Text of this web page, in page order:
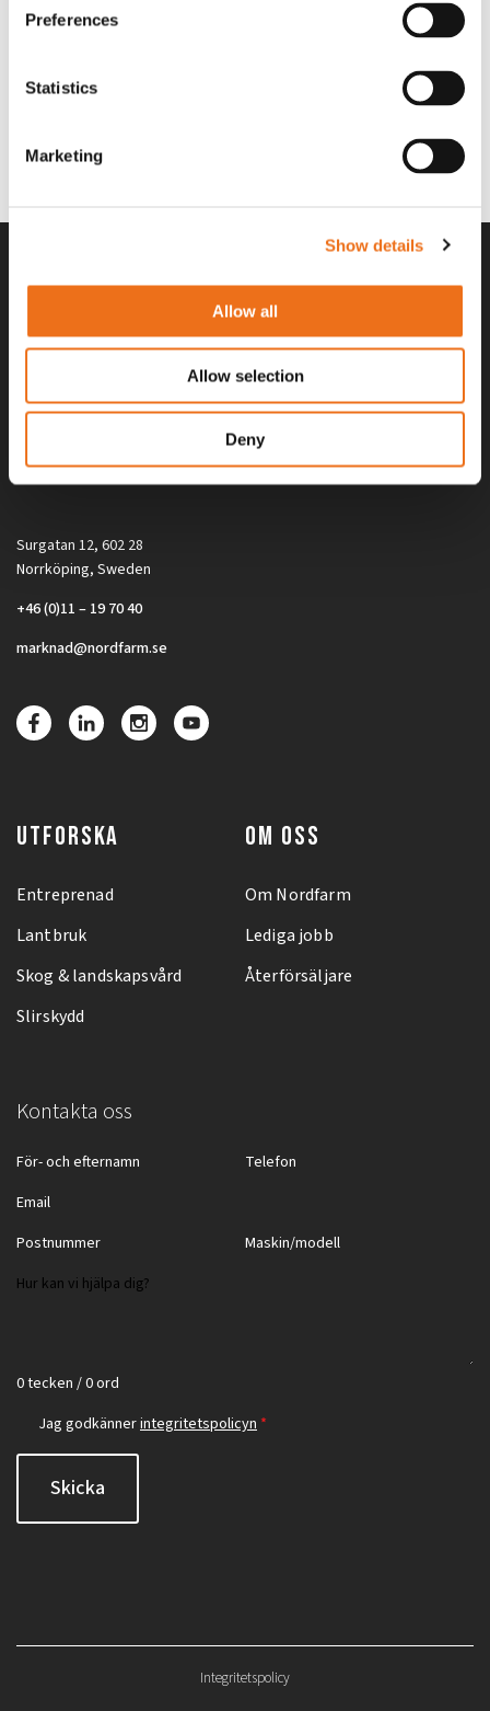
Preferences
Statistics
Marketing
Show details
Allow all
Allow selection
Deny
Lägg till i varukorg
Rotor teeth 8t/6k 7.5Gr/8 R6/14 Rotor teeth 8t/6k 0Gr/8 R6/14
Alla priser på tillbehör och tillval gäller vid köp av ny maskin. Priserna
gäller inte vid köp av enskild produkt, till exempel
Surgatan 12, 602 28
Norrköping, Sweden
+46 (0)11 – 19 70 40
marknad@nordfarm.se
UTFORSKA
Entreprenad
Lantbruk
Skog & landskapsvård
Slirskydd
OM OSS
Om Nordfarm
Lediga jobb
Återförsäljare
Kontakta oss
0 tecken / 0 ord
Jag godkännerintegritetspolicyn *
Skicka
Integritetspolicy